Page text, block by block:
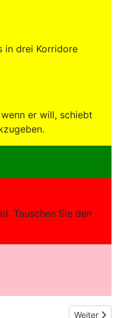
in drei Korridore
er will, schiebt
Tauschen Sie den
Nächster
Weiter